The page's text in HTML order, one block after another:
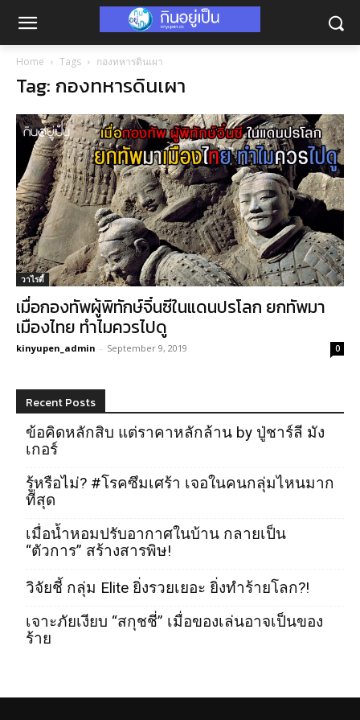
Home Tags กองทหารดินเผา
Tag: กองทหารดินเผา
วาไรตี้
เมื่อกองทัพผู้พิทักษ์จิ๋นซีในแดนปรโลก ยกทัพมา
เมืองไทย ทำไมควรไปดู
kinyupen_admin - September 9, 2019 0
Recent Posts
ข้อคิดหลักสิบ แต่ราคาหลักล้าน by ปู่ชาร์ลี มัง
เกอร์
รู้หรือไม่? #โรคซึมเศร้า เจอในคนกลุ่มไหนมาก
ที่สุด
เมื่อน้ำหอมปรับอากาศในบ้าน กลายเป็น
“ตัวการ” สร้างสารพิษ!
วิจัยชี้ กลุ่ม Elite ยิ่งรวยเยอะ ยิ่งทำร้ายโลก?!
เจาะภัยเงียบ “สกุชชี่” เมื่อของเล่นอาจเป็นของ
ร้าย